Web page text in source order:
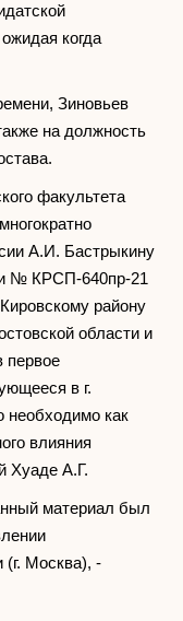
когда
Зиновьев
на должность
факультета
А.И. Бастрыкину
№ КРСП-640пр-21
району
области и
первое
в г.
необходимо как
влияния
Хуаде А.Г.
материал был
(г. Москва), -